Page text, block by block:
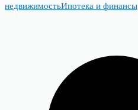
недвижимостьИпотека и финансы